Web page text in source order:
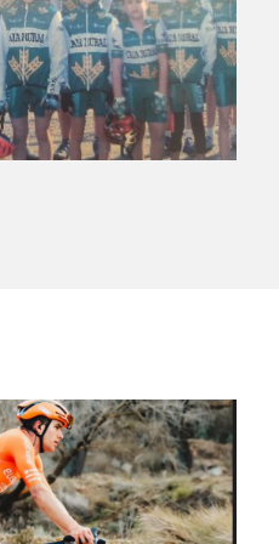
eta hirugarrenen cookie-
esperientzia eta
cookie teknologiaz
gero, teknologia hori
ematen diguzu.Gehiago